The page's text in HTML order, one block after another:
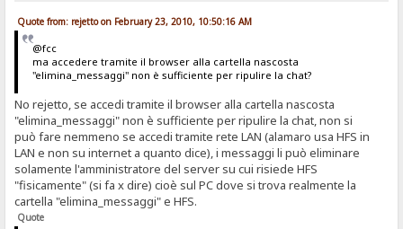
Quote from: rejetto on February 23, 2010, 10:50:16 AM
@fcc
ma accedere tramite il browser alla cartella nascosta
"elimina_messaggi" non è sufficiente per ripulire la chat?
No rejetto, se accedi tramite il browser alla cartella nascosta
"elimina_messaggi" non è sufficiente per ripulire la chat, non si
può fare nemmeno se accedi tramite rete LAN (alamaro usa HFS in
LAN e non su internet a quanto dice), i messaggi li può eliminare
solamente l'amministratore del server su cui risiede HFS
"fisicamente" (si fa x dire) cioè sul PC dove si trova realmente la
cartella "elimina_messaggi" e HFS.
Quote